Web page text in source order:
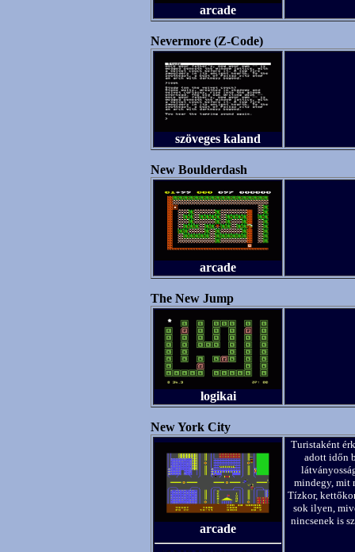
arcade
Nevermore (Z-Code)
szöveges kaland
New Boulderdash
arcade
The New Jump
logikai
New York City
arcade
Turistaként
adott időn
mindegy, mit
Tízkor,
sok ilyen,
nincsenek is